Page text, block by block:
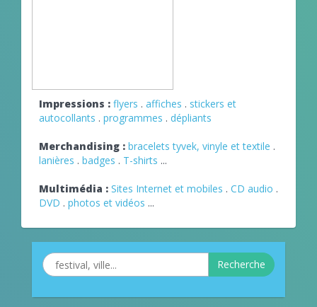
Impressions : flyers . affiches . stickers et
autocollants . programmes . dépliants
Merchandising : bracelets tyvek, vinyle et textile .
lanières . badges . T-shirts ...
Multimédia : Sites Internet et mobiles . CD audio .
DVD . photos et vidéos ...
Recherche